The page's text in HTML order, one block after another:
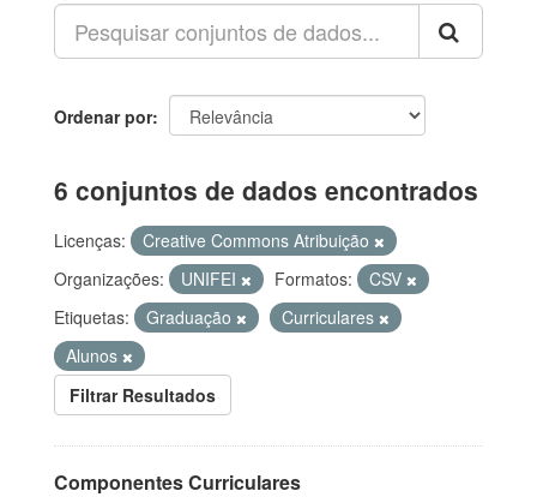
Ordenar por
6 conjuntos de dados encontrados
Licenças:
Creative Commons Atribuição
Organizações:
UNIFEI Formatos:
CSV
Etiquetas:
Graduação
Curriculares
Alunos
Filtrar Resultados
Componentes Curriculares